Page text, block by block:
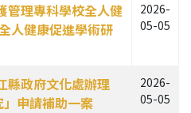
管理專科學校全人健
人健康促進學術研
2026-
05-05
縣政府文化處辦理
申請補助一案
2026-
05-05